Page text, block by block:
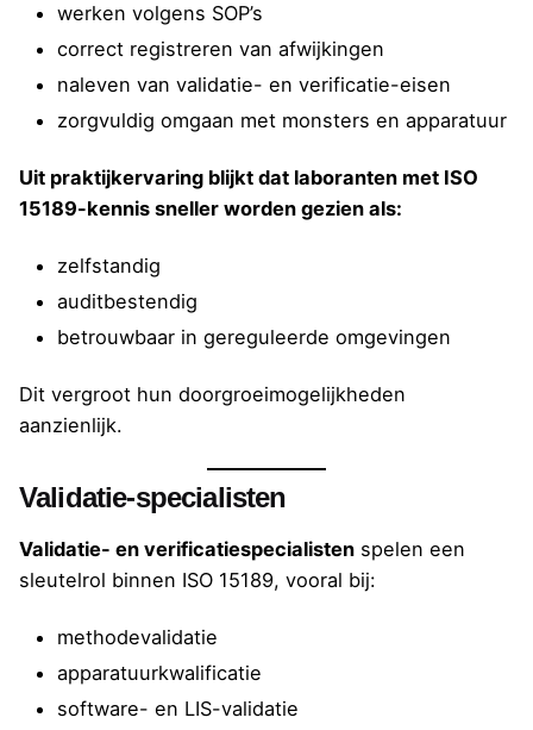
werken volgens SOP’s
correct registreren van afwijkingen
naleven van validatie- en verificatie-eisen
zorgvuldig omgaan met monsters en apparatuur
Uit praktijkervaring blijkt dat laboranten met ISO
15189-kennis sneller worden gezien als:
zelfstandig
auditbestendig
betrouwbaar in gereguleerde omgevingen
Dit vergroot hun doorgroeimogelijkheden
aanzienlijk.
Validatie-specialisten
Validatie- en verificatiespecialisten spelen een
sleutelrol binnen ISO 15189, vooral bij:
methodevalidatie
apparatuurkwalificatie
software- en LIS-validatie